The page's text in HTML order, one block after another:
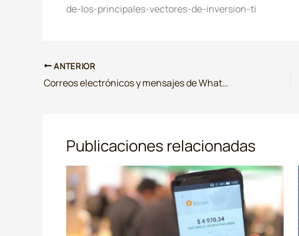
de-los-principales-vectores-de-inversion-ti
ANTERIOR
Correos electrónicos y mensajes de WhatsApp aportados únicamente en soporte papel
Publicaciones relacionadas